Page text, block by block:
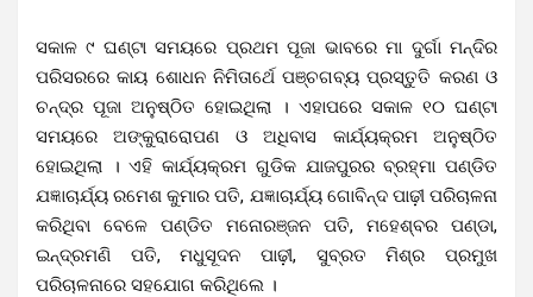
ସକାଳ ୯ ଘଣ୍ଟା ସମୟରେ ପ୍ରଥମ ପୂଜା ଭାବରେ ମା ଦୁର୍ଗା ମନ୍ଦିର
ପରିସରରେ କାୟ ଶୋଧନ ନିମିତାର୍ଥେ ପଞ୍ଚଗବ୍ୟ ପ୍ରସ୍ତୁତି କରଣ ଓ
ଚନ୍ଦ୍ର ପୂଜା ଅନୁଷ୍ଠିତ ହୋଇଥିଲା । ଏହାପରେ ସକାଳ ୧୦ ଘଣ୍ଟା
ସମୟରେ ଅଙ୍କୁରାରୋପଣ ଓ ଅଧିବାସ କାର୍ଯ୍ୟକ୍ରମ ଅନୁଷ୍ଠିତ
ହୋଇଥିଲା । ଏହି କାର୍ଯ୍ୟକ୍ରମ ଗୁଡିକ ଯାଜପୁରର ବ୍ରହ୍ମା ପଣ୍ଡିତ
ଯଜ୍ଞାଚାର୍ଯ୍ୟ ରମେଶ କୁମାର ପତି, ଯଜ୍ଞାଚାର୍ଯ୍ୟ ଗୋବିନ୍ଦ ପାଢ଼ୀ ପରିଚାଳନା
କରିଥିବା ବେଳେ ପଣ୍ଡିତ ମନୋରଞ୍ଜନ ପତି, ମହେଶ୍ବର ପଣ୍ଡା,
ଇନ୍ଦ୍ରମଣି ପତି, ମଧୁସୂଦନ ପାଢ଼ୀ, ସୁବ୍ରତ ମିଶ୍ର ପ୍ରମୁଖ
ପରିଚାଳନାରେ ସହଯୋଗ କରିଥିଲେ ।